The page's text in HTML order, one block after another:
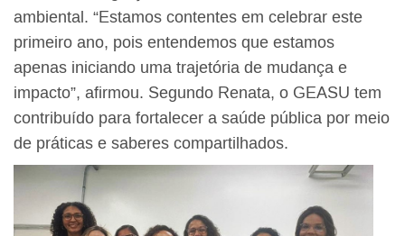
ambiental. “Estamos contentes em celebrar este
primeiro ano, pois entendemos que estamos
apenas iniciando uma trajetória de mudança e
impacto”, afirmou. Segundo Renata, o GEASU tem
contribuído para fortalecer a saúde pública por meio
de práticas e saberes compartilhados.